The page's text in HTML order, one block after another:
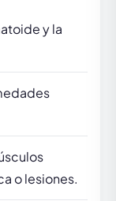
y la
o lesiones.